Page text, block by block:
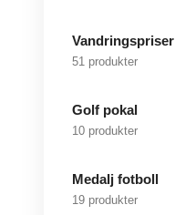
Vandringspriser
51 produkter
Golf pokal
10 produkter
Medalj fotboll
19 produkter